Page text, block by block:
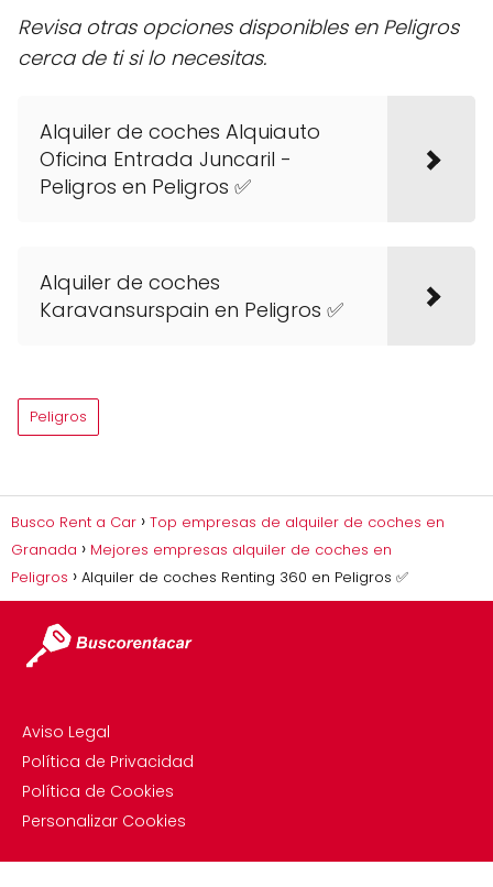
Revisa otras opciones disponibles en Peligros
cerca de ti si lo necesitas.
Alquiler de coches Alquiauto
Oficina Entrada Juncaril -
Peligros en Peligros ✅
Alquiler de coches
Karavansurspain en Peligros ✅
Peligros
Busco Rent a Car
Top empresas de alquiler de coches en
Granada
Mejores empresas alquiler de coches en
Peligros
Alquiler de coches Renting 360 en Peligros ✅
Aviso Legal
Política de Privacidad
Política de Cookies
Personalizar Cookies